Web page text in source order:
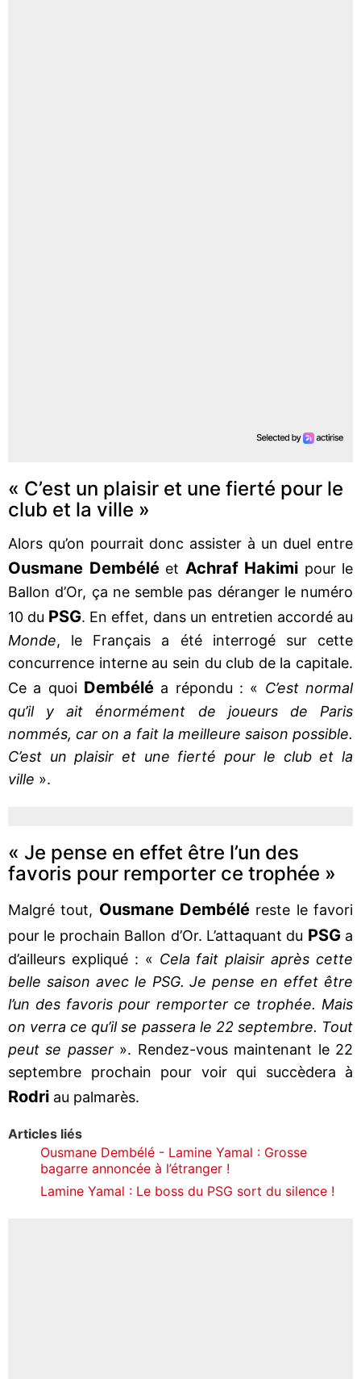
« C’est un plaisir et une fierté pour le
club et la ville »
Alors qu’on pourrait donc assister à un duel entre
Ousmane Dembéléet Achraf Hakimi pour le
Ballon d’Or, ça ne semble pas déranger le numéro
10 du PSG. En effet, dans un entretien accordé au
Monde, le Français a été interrogé sur cette
concurrence interne au sein du club de la capitale.
Ce a quoi Dembélé a répondu : « C’est normal
qu’il y ait énormément de joueurs de Paris
nommés, car on a fait la meilleure saison possible.
C’est un plaisir et une fierté pour le club et la
ville ».
« Je pense en effet être l’un des
favoris pour remporter ce trophée »
Malgré tout, Ousmane Dembélé reste le favori
pour le prochain Ballon d’Or. L’attaquant du PSGa
d’ailleurs expliqué : « Cela fait plaisir après cette
belle saison avec le PSG. Je pense en effet être
l’un des favoris pour remporter ce trophée. Mais
on verra ce qu’il se passera le 22 septembre. Tout
peut se passer». Rendez-vous maintenant le 22
septembre prochain pour voir qui succèdera à
Rodri au palmarès.
Articles liés
Ousmane Dembélé - Lamine Yamal : Grosse
bagarre annoncée à l’étranger !
Lamine Yamal : Le boss du PSG sort du silence !